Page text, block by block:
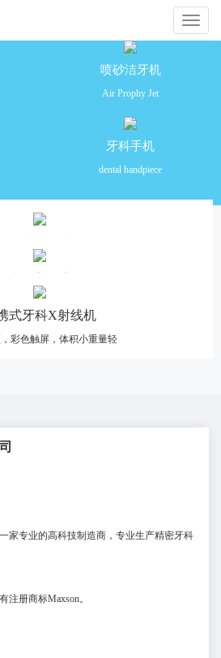
切
喷砂洁牙机
Air Prophy Jet
牙科手机
dental handpiece
产品推荐
式牙科X射线机
彩色触屏，体积小重量轻
家专业的高科技制造商，专业生产精密牙科
注册商标Maxson。